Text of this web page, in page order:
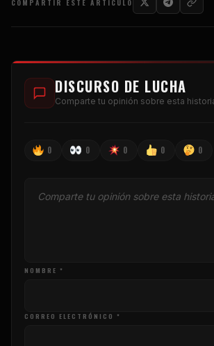
COMPARTIR ESTE ARTÍCULO
DISCURSO DE LUCHA
Comparte tu opinión sobre esta
0 0 0 0 0
NOMBRE *
CORREO ELECTRÓNICO *